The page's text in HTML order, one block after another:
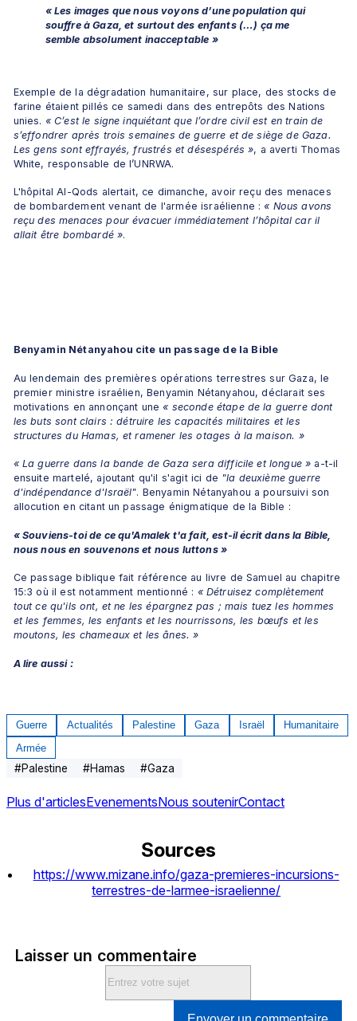
« Les images que nous voyons d’une population qui
souffre à Gaza, et surtout des enfants (…) ça me
semble absolument inacceptable »
Exemple de la dégradation humanitaire, sur place, des stocks de
farine étaient pillés ce samedi dans des entrepôts des Nations
unies. « C’est le signe inquiétant que l’ordre civil est en train de
s’effondrer après trois semaines de guerre et de siège de Gaza.
Les gens sont effrayés, frustrés et désespérés », a averti Thomas
White, responsable de l’UNRWA.
L'hôpital Al-Qods alertait, ce dimanche, avoir reçu des menaces
de bombardement venant de l'armée israélienne : « Nous avons
reçu des menaces pour évacuer immédiatement l’hôpital car il
allait être bombardé ».
Benyamin Nétanyahou cite un passage de la Bible
Au lendemain des premières opérations terrestres sur Gaza, le
premier ministre israélien, Benyamin Nétanyahou, déclarait ses
motivations en annonçant une « seconde étape de la guerre dont
les buts sont clairs : détruire les capacités militaires et les
structures du Hamas, et ramener les otages à la maison. »
« La guerre dans la bande de Gaza sera difficile et longue » a-t-il
ensuite martelé, ajoutant qu'il s'agit ici de "la deuxième guerre
d'indépendance d'Israël". Benyamin Nétanyahou a poursuivi son
allocution en citant un passage énigmatique de la Bible :
« Souviens-toi de ce qu'Amalek t'a fait, est-il écrit dans la Bible,
nous nous en souvenons et nous luttons »
Ce passage biblique fait référence au livre de Samuel au chapitre
15:3 où il est notamment mentionné : « Détruisez complètement
tout ce qu'ils ont, et ne les épargnez pas ; mais tuez les hommes
et les femmes, les enfants et les nourrissons, les bœufs et les
moutons, les chameaux et les ânes. »
A lire aussi :
Guerre Actualités Palestine Gaza Israël
Humanitaire
Armée
#Palestine #Hamas #Gaza
Plus d'articlesEvenementsNous soutenirContact
Sources
https://www.mizane.info/gaza-premieres-incursions-
terrestres-de-larmee-israelienne/
Laisser un commentaire